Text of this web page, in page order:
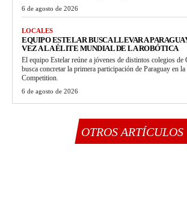
6 de agosto de 2026
LOCALES
EQUIPO ESTELAR BUSCA LLEVAR A
VEZ A LA ÉLITE MUNDIAL DE LA ROBÓTICA
El equipo Estelar reúne a jóvenes de distintos colegios de
busca concretar la primera participación de Paraguay en
Competition.
6 de agosto de 2026
OTROS ARTÍCULOS